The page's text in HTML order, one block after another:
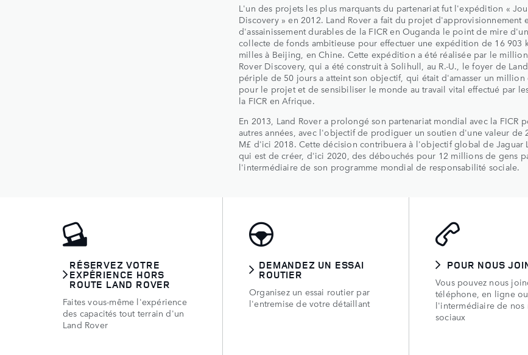
L'un des projets les plus marquants du partenariat fut l'expédition «
Discovery » en 2012. Land Rover a fait du projet d'approvisionnement
d'assainissement durables de la FICR en Ouganda le point de mire
collecte de fonds ambitieuse pour effectuer une expédition de 16 903
milles à Beijing, en Chine. Cette expédition a été réalisée par le
Rover Discovery, qui a été construit à Solihull, au R.-U., le foyer de
périple de 50 jours a atteint son objectif, qui était d'amasser un million
pour le projet et de sensibiliser le monde au travail vital effectué par
la FICR en Afrique.
En 2013, Land Rover a prolongé son partenariat mondial avec la FICR
autres années, avec l'objectif de prodiguer un soutien d'une valeur de
M£ d'ici 2018. Cette décision contribuera à l'objectif global de Jaguar
qui est de créer, d'ici 2020, des débouchés pour 12 millions de gens
l'intermédiaire de son programme mondial de responsabilité sociale.
RÉSERVEZ VOTRE
EXPÉRIENCE HORS
ROUTE LAND ROVER
Faites vous-même l'expérience
des capacités tout terrain d'un
Land Rover
DEMANDEZ UN ESSAI
ROUTIER
Organisez un essai routier par
l'entremise de votre détaillant
POUR NOUS
Vous pouvez nous
téléphone, en ligne
l'intermédiaire de nos
sociaux